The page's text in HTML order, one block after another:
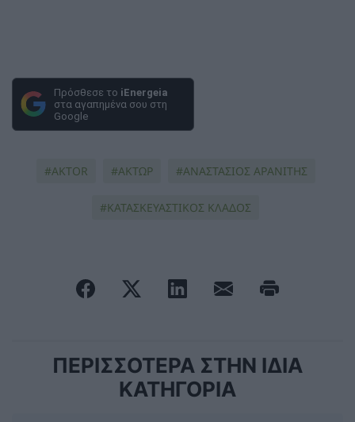
Πρόσθεσε το iEnergeia
στα αγαπημένα σου στη
Google
AKTOR ΑΚΤΩΡ ΑΝΑΣΤΑΣΙΟΣ ΑΡΑΝΙΤΗΣ
ΚΑΤΑΣΚΕΥΑΣΤΙΚΌΣ ΚΛΆΔΟΣ
ΠΕΡΙΣΣΟΤΕΡΑ ΣΤΗΝ ΙΔΙΑ
ΚΑΤΗΓΟΡΙΑ